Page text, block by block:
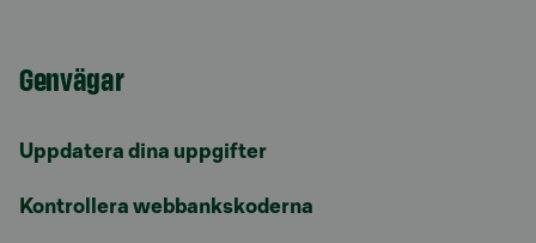
Genvägar
Uppdatera dina uppgifter
Kontrollera webbankskoderna